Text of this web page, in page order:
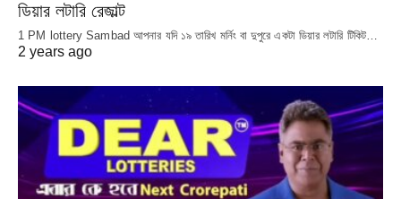
ডিয়ার লটারি রেজাল্ট
1 PM lottery Sambad আপনার যদি ১৯ তারিখ মর্নিং বা দুপুরে একটা ডিয়ার লটারি টিকিট…
2 years ago